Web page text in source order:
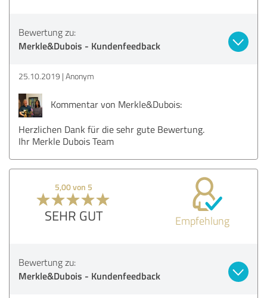
Bewertung zu:
Merkle&Dubois - Kundenfeedback
25.10.2019 Anonym
Kommentar von Merkle&Dubois:
Herzlichen Dank für die sehr gute Bewertung.
Ihr Merkle Dubois Team
5,00 von 5
SEHR GUT Empfehlung
Bewertung zu:
Merkle&Dubois - Kundenfeedback